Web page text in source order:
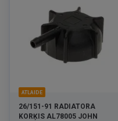
ATLAIDE
26/151-91 RADIATORA
KORĶIS AL78005 JOHN